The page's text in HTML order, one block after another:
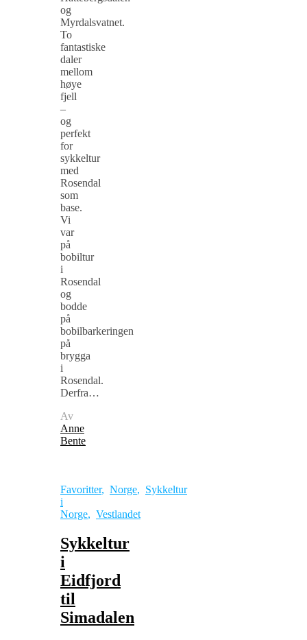
og
Myrdalsvatnet.
To
fantastiske
daler
mellom
høye
fjell
–
og
perfekt
for
sykkeltur
med
Rosendal
som
base.
Vi
var
på
bobiltur
i
Rosendal
og
bodde
på
bobilbarkeringen
på
brygga
i
Rosendal.
Derfra…
Av
Anne
Bente
Favoritter, Norge, Sykkeltur
i
Norge, Vestlandet
Sykkeltur
i
Eidfjord
til
Simadalen